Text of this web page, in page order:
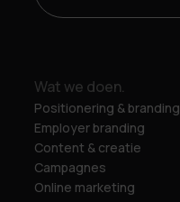
Wat we doen.
Positionering & branding
Employer branding
Content & creatie
Campagnes
Online marketing